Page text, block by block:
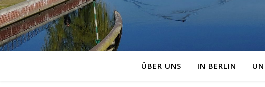
ÜBER UNS IN BERLIN